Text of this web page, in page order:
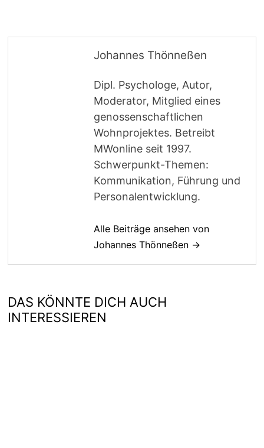
Johannes Thönneßen
Dipl. Psychologe, Autor,
Moderator, Mitglied eines
genossenschaftlichen
Wohnprojektes. Betreibt
MWonline seit 1997.
Schwerpunkt-Themen:
Kommunikation, Führung und
Personalentwicklung.
Alle Beiträge ansehen von
Johannes Thönneßen →
DAS KÖNNTE DICH AUCH
INTERESSIEREN